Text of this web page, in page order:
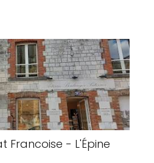
Francoise - L'Épine